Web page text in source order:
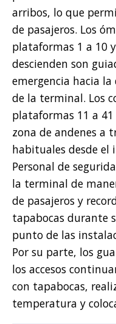
arribos, lo que
de pasajeros. Los
plataformas 1 a 10
descienden son
emergencia hacia la
de la terminal. Los
plataformas 11 a 41
zona de andenes a
habituales desde
Personal de
la terminal de
de pasajeros y
tapabocas durante
punto de las
Por su parte, los
los accesos
con tapabocas,
temperatura y